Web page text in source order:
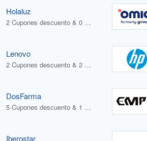
Holaluz
2 Cupones descuento & 0 Ofertas
Lenovo
2 Cupones descuento & 2 Ofertas
DosFarma
5 Cupones descuento & 1 Oferta
Iberostar